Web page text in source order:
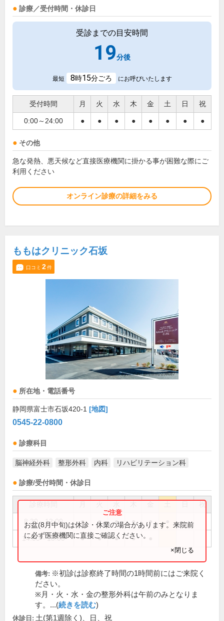
診療／受付時間・休診日
受診までの目安時間
19分後
最短 8時15分ごろ にお呼びいたします
受付時間 月 火 水 木 金 土 日 祝
0:00～24:00 ● ● ● ● ● ● ● ●
その他
急な発熱、悪天候など直接医療機関に掛かる事が困難な際にご
利用ください
オンライン診療の詳細をみる
ももはクリニック石坂
口コミ 2件
所在地・電話番号
静岡県富士市石坂420-1 [地図]
0545-22-0800
診療科目
脳神経外科 整形外科 内科 リハビリテーション科
診療/受付時間・休診日
祝
8:30～12:00 ● ● ● ● ●
14:00～18:00 ● ● ● ●
お盆(8月中旬)は休診・休業の場合があります。来院前
に必ず医療機関に直接ご確認ください。
×閉じる
備考: ※初診は診察終了時間の1時間前にはご来院く
ださい。
※月・火・水・金の整形外科は午前のみとなりま
す。...(続きを読む)
休診日: 土(第1週除く)、日、祝